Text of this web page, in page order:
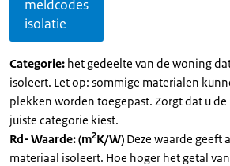
meldcodes
isolatie
Categorie: het gedeelte van de woning
isoleert. Let op: sommige materialen
plekken worden toegepast. Zorgt dat u
juiste categorie kiest.
Rd- Waarde: (m2K/W) Deze waarde geeft
materiaal isoleert. Hoe hoger het getal